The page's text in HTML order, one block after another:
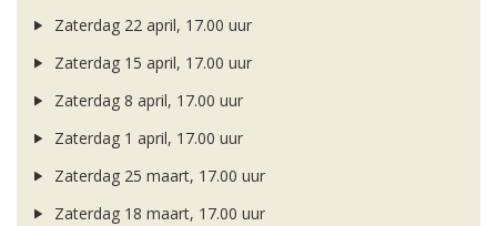
Zaterdag 22 april, 17.00 uur
Zaterdag 15 april, 17.00 uur
Zaterdag 8 april, 17.00 uur
Zaterdag 1 april, 17.00 uur
Zaterdag 25 maart, 17.00 uur
Zaterdag 18 maart, 17.00 uur